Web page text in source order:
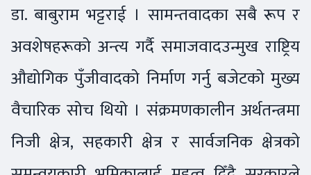
डा. बाबुराम भट्टराई । सामन्तवादका सबै रूप र
अवशेषहरूको अन्त्य गर्दै समाजवादउन्मुख राष्ट्रिय
औद्योगिक पुँजीवादको निर्माण गर्नु बजेटको मुख्य
वैचारिक सोच थियो । संक्रमणकालीन अर्थतन्त्रमा
निजी क्षेत्र, सहकारी क्षेत्र र सार्वजनिक क्षेत्रको